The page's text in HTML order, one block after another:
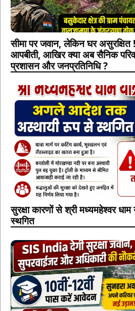
सीमा पर जवान, लेकिन घर
आपबीती, आखिर क्या अब सैनिक
प्रशासन और जनप्रतिनिधि ?
सुरक्षा कारणों से श्री मध्यमहेश्वर
स्थगित